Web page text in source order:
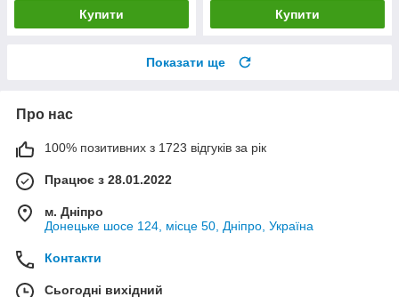
Купити Купити
Показати ще
Про нас
100% позитивних з 1723 відгуків за рік
Працює з 28.01.2022
м. Дніпро
Донецьке шосе 124, місце 50, Дніпро, Україна
Контакти
Сьогодні вихідний